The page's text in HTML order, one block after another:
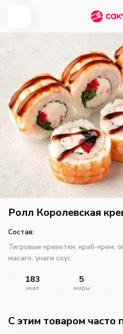
Ролл Королевская
Состав:
Тигровые креветки, краб-крем,
масаго, унаги соус
183
ккал
5
жиры
C этим товаром часто